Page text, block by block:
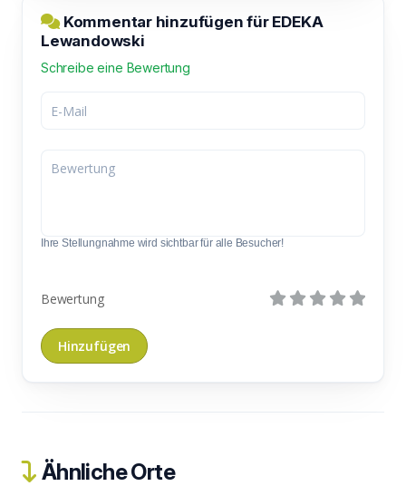
Kommentar hinzufügen für EDEKA
Lewandowski
Schreibe eine Bewertung
Ihre Stellungnahme wird sichtbar für alle Besucher!
Bewertung
Ähnliche Orte